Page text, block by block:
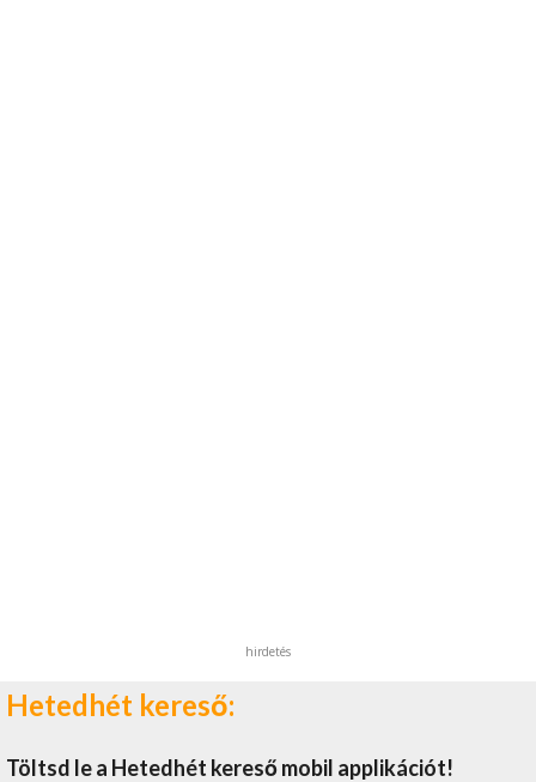
hirdetés
Hetedhét kereső:
Töltsd le a Hetedhét kereső mobil applikációt!